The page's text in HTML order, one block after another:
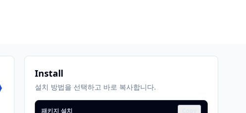
Install
설치 방법을 선택하고 바로 복사합니다.
패키지 설치